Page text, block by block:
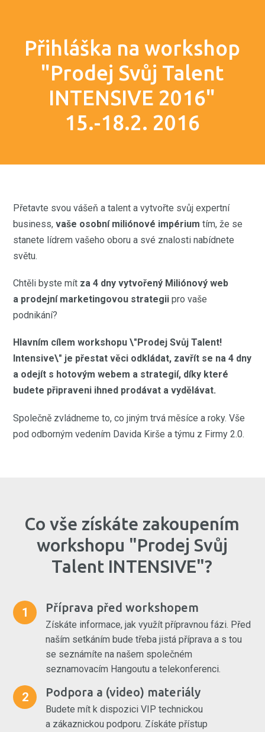
Přihláška na workshop
"Prodej Svůj Talent
INTENSIVE 2016"
15.-18.2. 2016
Přetavte svou vášeň a talent a vytvořte svůj expertní
business,vaše osobní miliónové impérium tím, že se
stanete lídrem vašeho oboru a své znalosti nabídnete
světu.
Chtěli byste mít za 4 dnyvytvořený Miliónový web
a prodejní marketingovou strategii pro vaše
podnikání?
Hlavním cílem workshopu \"Prodej Svůj Talent!
Intensive\" je přestat věci odkládat, zavřít se na 4 dny
a odejít s hotovým webem a strategií, díky které
budete připraveni ihned prodávat a vydělávat.
Společně zvládneme to, co jiným trvá měsíce a roky. Vše
pod odborným vedením Davida Kirše a týmu z Firmy 2.0.
Co vše získáte zakoupením
workshopu "Prodej Svůj
Talent INTENSIVE"?
1 Příprava před workshopem
Získáte informace, jak využít přípravnou fázi. Před
naším setkáním bude třeba jistá příprava a s tou
se seznámíte na našem společném
seznamovacím Hangoutu a telekonferenci.
2 Podpora a (video) materiály
Budete mít k dispozici VIP technickou
a zákaznickou podporu. Získáte přístup